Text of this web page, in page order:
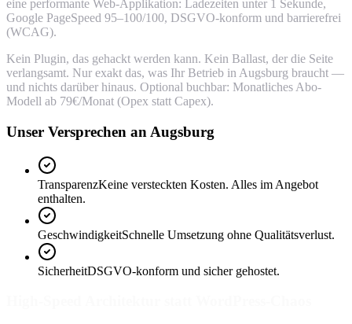
eine performante Web-Applikation: Ladezeiten unter 1 Sekunde,
Google PageSpeed 95–100/100, DSGVO-konform und barrierefrei
(WCAG).
Kein Plugin, das gehackt werden kann. Kein Ballast, der die Seite
verlangsamt. Nur exakt das, was Ihr Betrieb in Augsburg braucht —
und nichts darüber hinaus. Optional buchbar: Monatliches Abo-
Modell ab 79€/Monat (Opex statt Capex).
Unser Versprechen an Augsburg
TransparenzKeine versteckten Kosten. Alles im Angebot
enthalten.
GeschwindigkeitSchnelle Umsetzung ohne Qualitätsverlust.
SicherheitDSGVO-konform und sicher gehostet.